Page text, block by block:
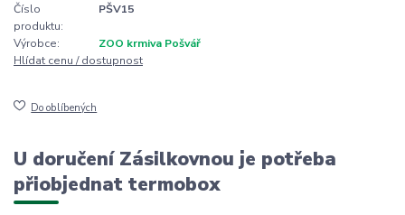
Číslo
produktu:
PŠV15
Výrobce:
ZOO krmiva Pošvář
Hlídat cenu / dostupnost
Do oblíbených
U doručení Zásilkovnou je potřeba
přiobjednat termobox